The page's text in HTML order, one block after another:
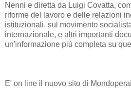
Nenni e diretta da Luigi Covatta,
riforme del lavoro e delle relazioni
istituzionali, sul movimento
internazionale, e altri importanti
un'informazione più completa su
E' on line il nuovo sito di